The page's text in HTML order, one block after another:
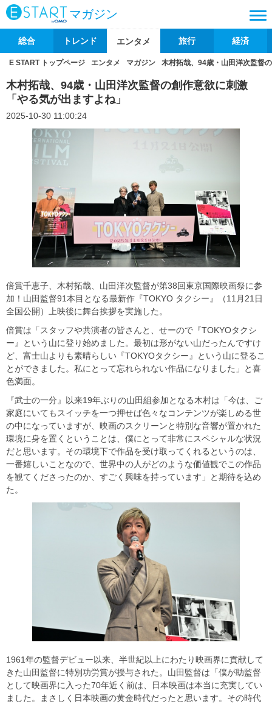
マガジン
総合 トレンド エンタメ 旅行 経済
E START トップページ エンタメ マガジン 木村拓哉、94歳・山田洋次監督
木村拓哉、94歳・山田洋次監督の創作意欲に刺激
「やる気が出ますよね」
2025-10-30 11:00:24
倍賞千恵子、木村拓哉、山田洋次監督が第38回東京国際映画祭に参
加！山田監督91本目となる最新作『TOKYO タクシー』（11月21日
全国公開）上映後に舞台挨拶を実施した。
倍賞は「スタッフや共演者の皆さんと、せーので『TOKYOタクシ
ー』という山に登り始めました。最初は形がない山だったんですけ
ど、富士山よりも素晴らしい『TOKYOタクシー』という山に登るこ
とができました。私にとって忘れられない作品になりました」と喜
色満面。
『武士の一分』以来19年ぶりの山田組参加となる木村は「今は、ご
家庭にいてもスイッチを一つ押せば色々なコンテンツが楽しめる世
の中になっていますが、映画のスクリーンと特別な音響が置かれた
環境に身を置くということは、僕にとって非常にスペシャルな状況
だと思います。その環境下で作品を受け取ってくれるというのは、
一番嬉しいことなので、世界中の人がどのような価値観でこの作品
を観てくださったのか、すごく興味を持っています」と期待を込め
た。
1961年の監督デビュー以来、半世紀以上にわたり映画界に貢献して
きた山田監督に特別功労賞が授与された。山田監督は「僕が助監督
として映画界に入った70年近く前は、日本映画は本当に充実してい
ました。まさしく日本映画の黄金時代だったと思います。その時代